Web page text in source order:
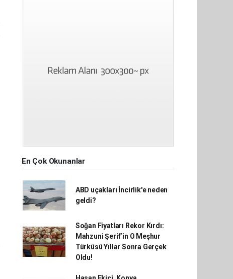
En Çok Okunanlar
ABD uçakları İncirlik'e neden
geldi?
Soğan Fiyatları Rekor Kırdı:
Mahzuni Şerif’in O Meşhur
Türküsü Yıllar Sonra Gerçek
Oldu!